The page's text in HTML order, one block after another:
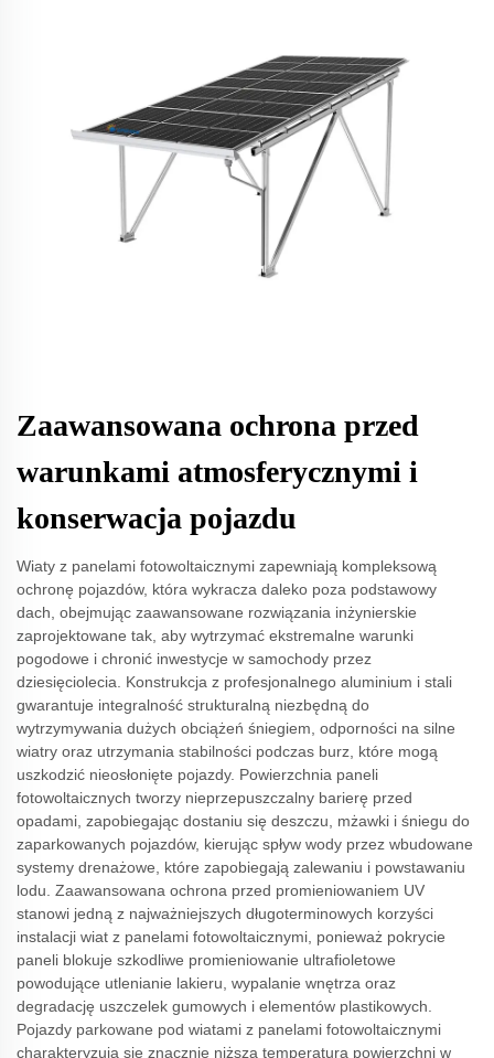
Zaawansowana ochrona przed
warunkami atmosferycznymi i
konserwacja pojazdu
Wiaty z panelami fotowoltaicznymi zapewniają kompleksową
ochronę pojazdów, która wykracza daleko poza podstawowy
dach, obejmując zaawansowane rozwiązania inżynierskie
zaprojektowane tak, aby wytrzymać ekstremalne warunki
pogodowe i chronić inwestycje w samochody przez
dziesięciolecia. Konstrukcja z profesjonalnego aluminium i stali
gwarantuje integralność strukturalną niezbędną do
wytrzymywania dużych obciążeń śniegiem, odporności na silne
wiatry oraz utrzymania stabilności podczas burz, które mogą
uszkodzić nieosłonięte pojazdy. Powierzchnia paneli
fotowoltaicznych tworzy nieprzepuszczalny barierę przed
opadami, zapobiegając dostaniu się deszczu, mżawki i śniegu do
zaparkowanych pojazdów, kierując spływ wody przez wbudowane
systemy drenażowe, które zapobiegają zalewaniu i powstawaniu
lodu. Zaawansowana ochrona przed promieniowaniem UV
stanowi jedną z najważniejszych długoterminowych korzyści
instalacji wiat z panelami fotowoltaicznymi, ponieważ pokrycie
paneli blokuje szkodliwe promieniowanie ultrafioletowe
powodujące utlenianie lakieru, wypalanie wnętrza oraz
degradację uszczelek gumowych i elementów plastikowych.
Pojazdy parkowane pod wiatami z panelami fotowoltaicznymi
charakteryzują się znacznie niższą temperaturą powierzchni w